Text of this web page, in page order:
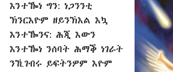
እንተዀነ ግን: ነጋንንቲ
ኽንርእዮም ዘይንኽእል እኳ
እንተዀንና: ሕጂ እውን
እንተዀነ ንሰባት ሕማቕ ነገራት
ንኺገብሩ ይፍትንዎም እዮም